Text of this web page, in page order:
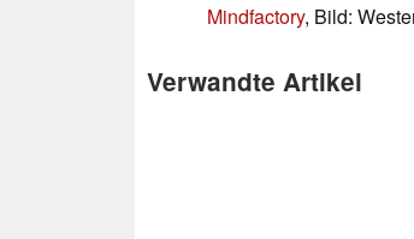
Mindfactory, Bild:
Verwandte Artikel